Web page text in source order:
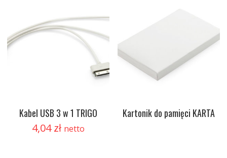
Kabel USB 3 w 1 TRIGO
4,04zł netto
Kartonik do pamięci KARTA